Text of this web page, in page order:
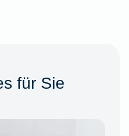
für Sie